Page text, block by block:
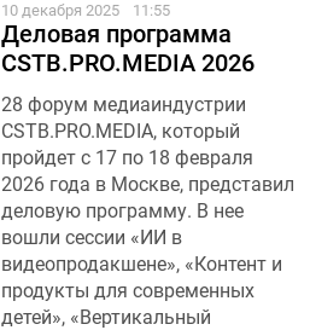
10 декабря 2025 11:55
Деловая программа
CSTB.PRO.MEDIA 2026
28 форум медиаиндустрии
CSTB.PRO.MEDIA, который
пройдет с 17 по 18 февраля
2026 года в Москве, представил
деловую программу. В нее
вошли сессии «ИИ в
видеопродакшене», «Контент и
продукты для современных
детей», «Вертикальный